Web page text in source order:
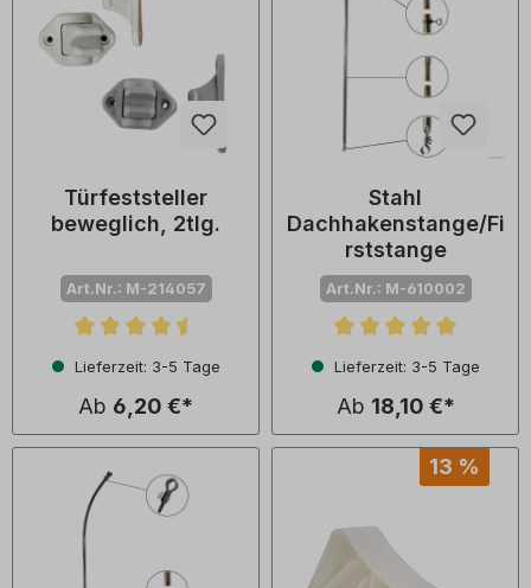
Türfeststeller
beweglich, 2tlg.
Art.Nr.: M-214057
Durchschnittliche Bewertung von 4.4 von 5 Sternen
Lieferzeit: 3-5 Tage
Ab 6,20 €*
Stahl
Dachhakenstange/Fi
rststange
Art.Nr.: M-610002
Durchschnittliche
Lieferzeit: 3-5 Tage
Ab 18,10 €*
13 %